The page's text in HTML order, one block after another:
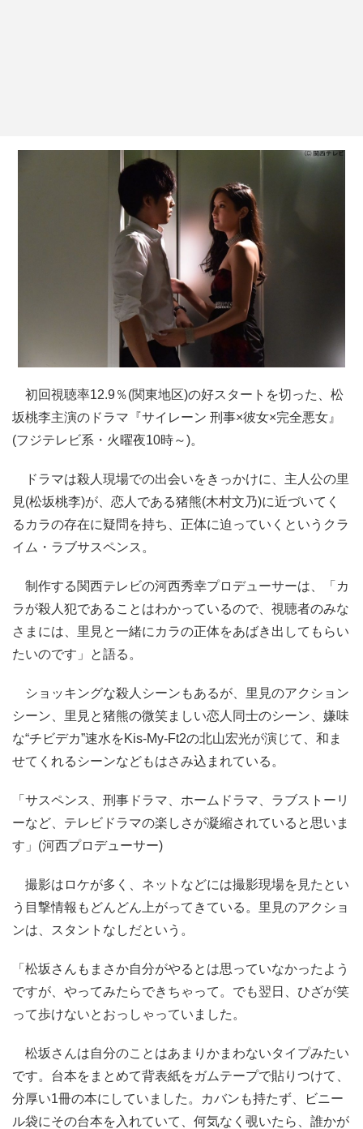
初回視聴率12.9％(関東地区)の好スタートを切った、松
坂桃李主演のドラマ『サイレーン 刑事×彼女×完全悪女』
(フジテレビ系・火曜夜10時～)。
ドラマは殺人現場での出会いをきっかけに、主人公の里
見(松坂桃李)が、恋人である猪熊(木村文乃)に近づいてく
るカラの存在に疑問を持ち、正体に迫っていくというクラ
イム・ラブサスペンス。
制作する関西テレビの河西秀幸プロデューサーは、「カ
ラが殺人犯であることはわかっているので、視聴者のみな
さまには、里見と一緒にカラの正体をあばき出してもらい
たいのです」と語る。
ショッキングな殺人シーンもあるが、里見のアクション
シーン、里見と猪熊の微笑ましい恋人同士のシーン、嫌味
な“チビデカ”速水をKis-My-Ft2の北山宏光が演じて、和ま
せてくれるシーンなどもはさみ込まれている。
「サスペンス、刑事ドラマ、ホームドラマ、ラブストーリ
ーなど、テレビドラマの楽しさが凝縮されていると思いま
す」(河西プロデューサー)
撮影はロケが多く、ネットなどには撮影現場を見たとい
う目撃情報もどんどん上がってきている。里見のアクショ
ンは、スタントなしだという。
「松坂さんもまさか自分がやるとは思っていなかったよう
ですが、やってみたらできちゃって。でも翌日、ひざが笑
って歩けないとおっしゃっていました。
松坂さんは自分のことはあまりかまわないタイプみたい
です。台本をまとめて背表紙をガムテープで貼りつけて、
分厚い1冊の本にしていました。カバンも持たず、ビニー
ル袋にその台本を入れていて、何気なく覗いたら、誰かが